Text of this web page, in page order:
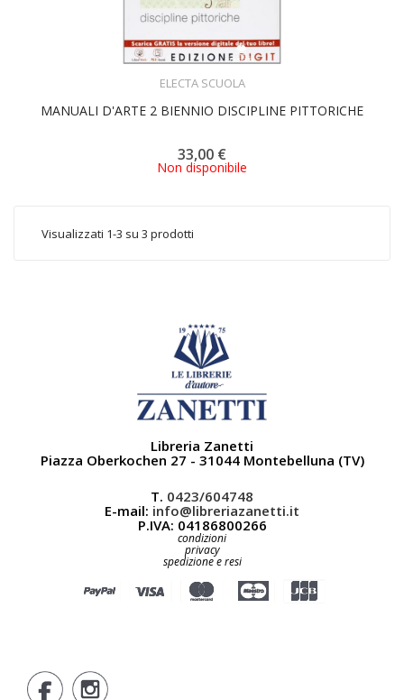
ELECTA SCUOLA
MANUALI D'ARTE 2 BIENNIO DISCIPLINE PITTORICHE
33,00 €
Non disponibile
Visualizzati 1-3 su 3 prodotti
Libreria Zanetti
Piazza Oberkochen 27 - 31044 Montebelluna (TV)
T. 0423/604748
E-mail: info@libreriazanetti.it
P.IVA: 04186800266
condizioni
privacy
spedizione e resi